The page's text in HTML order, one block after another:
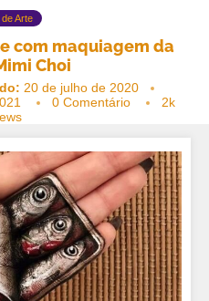
Arte
com maquiagem da
Choi
20 de julho de 2020
0 Comentário
2k